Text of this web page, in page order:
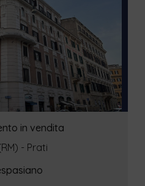
in vendita
- Prati